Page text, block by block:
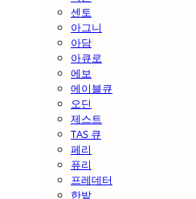
센토
아그니
아담
아큐로
에보
에이블큐
오딘
제스트
TAS 큐
페리
퓨리
프레데터
한밭